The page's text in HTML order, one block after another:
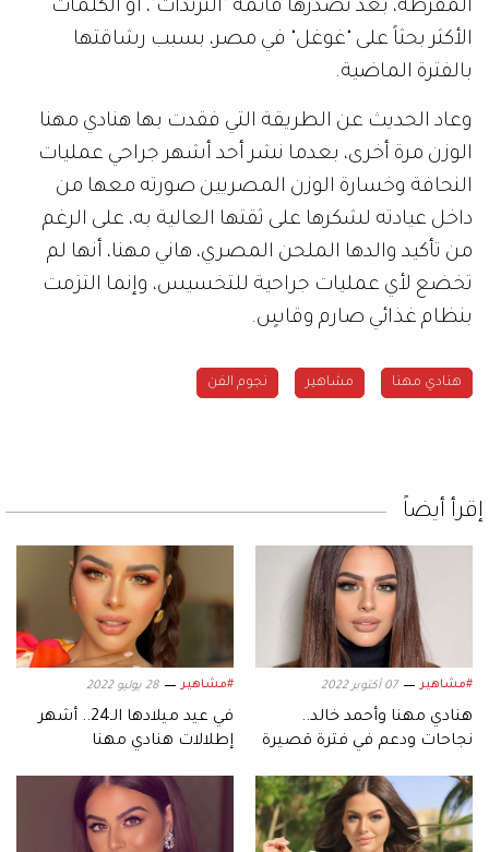
المفرطة، بعد تصدرها قائمة "الترندات"، أو الكلمات
الأكثر بحثاً على "غوغل" في مصر، بسبب رشاقتها
بالفترة الماضية.
وعاد الحديث عن الطريقة التي فقدت بها هنادي مهنا
الوزن مرة أخرى، بعدما نشر أحد أشهر جراحي عمليات
النحافة وخسارة الوزن المصريين صورته معها من
داخل عيادته لشكرها على ثقتها العالية به، على الرغم
من تأكيد والدها الملحن المصري، هاني مهنا، أنها لم
تخضع لأي عمليات جراحية للتخسيس، وإنما التزمت
بنظام غذائي صارم وقاسٍ.
هنادي مهنا مشاهير نجوم الفن
إقرأ أيضاً
#مشاهير 07 أكتوبر 2022
هنادي مهنا وأحمد خالد..
نجاحات ودعم في فترة قصيرة
#مشاهير 28 يوليو 2022
في عيد ميلادها الـ24.. أشهر
إطلالات هنادي مهنا